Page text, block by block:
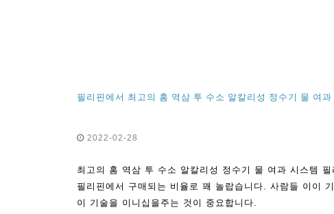
필리핀에서 최고의 홈 역삼 투 수소 알칼리성 정수기 물 여
2022-02-28
최고의 홈 역삼 투 수소 알칼리성 정수기 물 여과 시스템
필리핀에서 구매되는 비율로 꽤 놀랍습니다. 사람들 이이
이 기술을 이니십을주는 것이 중요합니다.